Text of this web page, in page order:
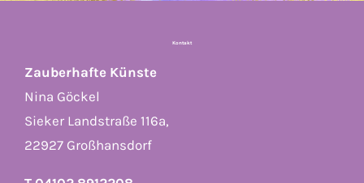
Kontakt
Zauberhafte Künste
Nina Göckel
Sieker Landstraße 116a,
22927 Großhansdorf